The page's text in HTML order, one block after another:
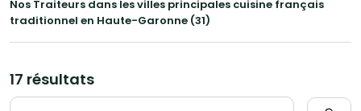
Nos Traiteurs dans les villes principales cuisine français
traditionnel en Haute-Garonne (31)
17 résultats